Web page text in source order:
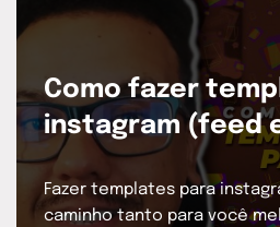
Como fazer
instagram (feed
Fazer templates para
caminho tanto para você